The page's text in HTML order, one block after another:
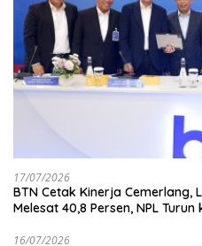
17/07/2026
BTN Cetak Kinerja Cemerlang,
Melesat 40,8 Persen, NPL Turun
16/07/2026